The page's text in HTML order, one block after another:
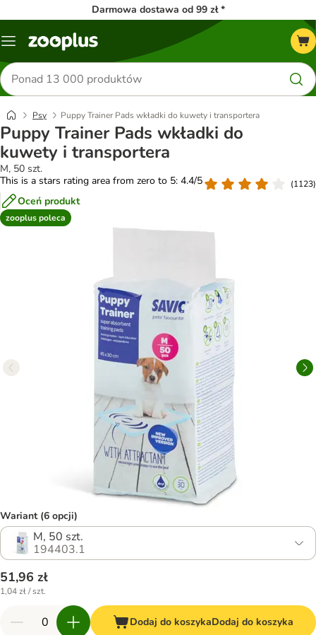
Darmowa dostawa od 99 zł *
Menu
Szukaj
produktów
Psy Puppy Trainer Pads wkładki do kuwety i transportera
Puppy Trainer Pads wkładki do
kuwety i transportera
M, 50 szt.
This is a stars rating area from zero to 5: 4.4/5
(1123)
Oceń produkt
zooplus poleca
Wariant (6 opcji)
M, 50 szt.
194403.1
51,96 zł
1,04 zł / szt.
Dodaj do koszykaDodaj do koszyka